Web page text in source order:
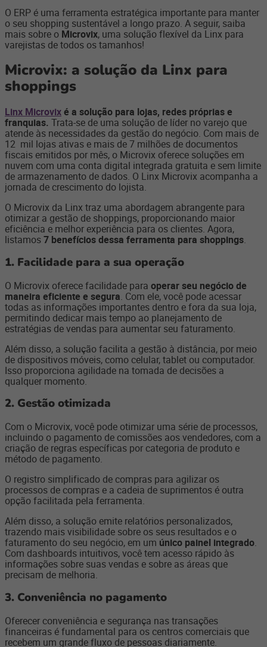
O ERP é uma ferramenta estratégica importante para manter
o seu shopping sustentável a longo prazo. A seguir, saiba
mais sobre o Microvix, uma solução flexível da Linx para
varejistas de todos os tamanhos!
Microvix: a solução da Linx para
shoppings
Linx Microvixé a solução para lojas, redes próprias e
franquias. Trata-se de uma solução de líder no varejo que
atende às necessidades da gestão do negócio. Com mais de
12 mil lojas ativas e mais de 7 milhões de documentos
fiscais emitidos por mês, o Microvix oferece soluções em
nuvem com uma conta digital integrada gratuita e sem limite
de armazenamento de dados. O Linx Microvix acompanha a
jornada de crescimento do lojista.
O Microvix da Linx traz uma abordagem abrangente para
otimizar a gestão de shoppings, proporcionando maior
eficiência e melhor experiência para os clientes. Agora,
listamos7 benefícios dessa ferramenta para shoppings.
1. Facilidade para a sua operação
O Microvix oferece facilidade para operar seu negócio de
maneira eficiente e segura. Com ele, você pode acessar
todas as informações importantes dentro e fora da sua loja,
permitindo dedicar mais tempo ao planejamento de
estratégias de vendas para aumentar seu faturamento.
Além disso, a solução facilita a gestão à distância, por meio
de dispositivos móveis, como celular, tablet ou computador.
Isso proporciona agilidade na tomada de decisões a
qualquer momento.
2. Gestão otimizada
Com o Microvix, você pode otimizar uma série de processos,
incluindo o pagamento de comissões aos vendedores, com a
criação de regras específicas por categoria de produto e
método de pagamento.
O registro simplificado de compras para agilizar os
processos de compras e a cadeia de suprimentos é outra
opção facilitada pela ferramenta.
Além disso, a solução emite relatórios personalizados,
trazendo mais visibilidade sobre os seus resultados e o
faturamento do seu negócio, em um único painel integrado.
Com dashboards intuitivos, você tem acesso rápido às
informações sobre suas vendas e sobre as áreas que
precisam de melhoria.
3. Conveniência no pagamento
Oferecer conveniência e segurança nas transações
financeiras é fundamental para os centros comerciais que
recebem um grande fluxo de pessoas diariamente.